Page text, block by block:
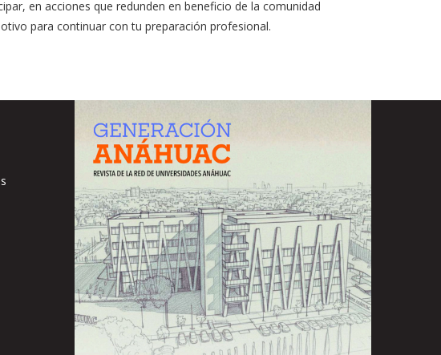
en acciones que redunden en beneficio de la comunidad
para continuar con tu preparación profesional.